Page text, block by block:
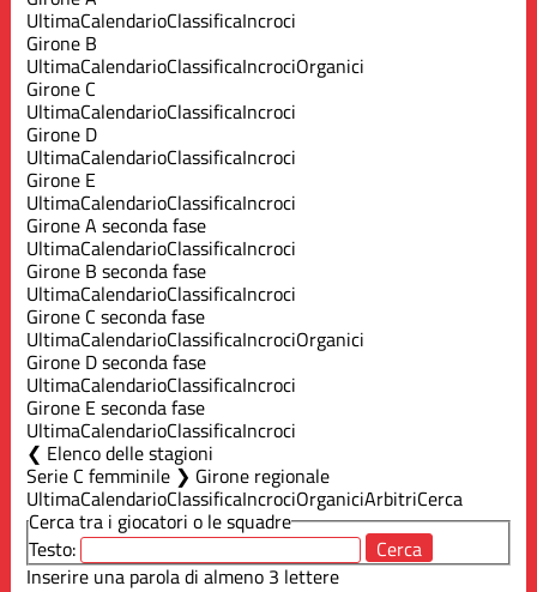
UltimaCalendarioClassificaIncroci
Girone B
UltimaCalendarioClassificaIncrociOrganici
Girone C
UltimaCalendarioClassificaIncroci
Girone D
UltimaCalendarioClassificaIncroci
Girone E
UltimaCalendarioClassificaIncroci
Girone A seconda fase
UltimaCalendarioClassificaIncroci
Girone B seconda fase
UltimaCalendarioClassificaIncroci
Girone C seconda fase
UltimaCalendarioClassificaIncrociOrganici
Girone D seconda fase
UltimaCalendarioClassificaIncroci
Girone E seconda fase
UltimaCalendarioClassificaIncroci
Elenco delle stagioni
Serie C femminile ❯ Girone regionale
UltimaCalendarioClassificaIncrociOrganiciArbitriCerca
Cerca tra i giocatori o le squadre
Testo:
Inserire una parola di almeno 3 lettere